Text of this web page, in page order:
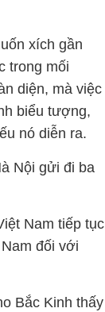
xích gần
trong mối
diện, mà việc
biểu tượng,
nó diễn ra.
Nội gửi đi ba
Nam tiếp tục
đối với
Bắc Kinh thấy